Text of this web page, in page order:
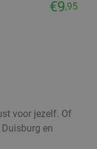
€9,95
voor jezelf. Of
en